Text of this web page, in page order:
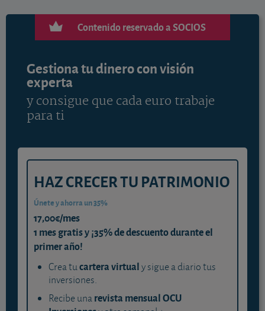
Contenido reservado a SOCIOS
Gestiona tu dinero con visión
experta
y consigue que cada euro trabaje
para ti
HAZ CRECER TU PATRIMONIO
Únete y ahorra un 35%
17,00€/mes
1 mes gratis y ¡35% de descuento durante el
primer año!
Crea tucartera virtualy sigue a diario tus
inversiones.
Recibe unarevista mensual OCU